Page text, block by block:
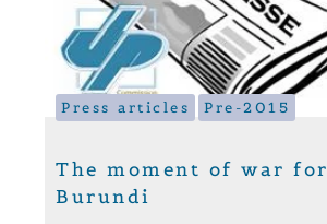
Press articles Pre-2015
The moment of war for
Burundi